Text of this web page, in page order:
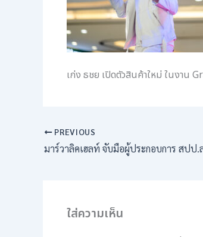
เก่ง ธชย เปิดตัวสินค้าใหม่ ในงา
PREVIOUS
ใส่ความเห็น